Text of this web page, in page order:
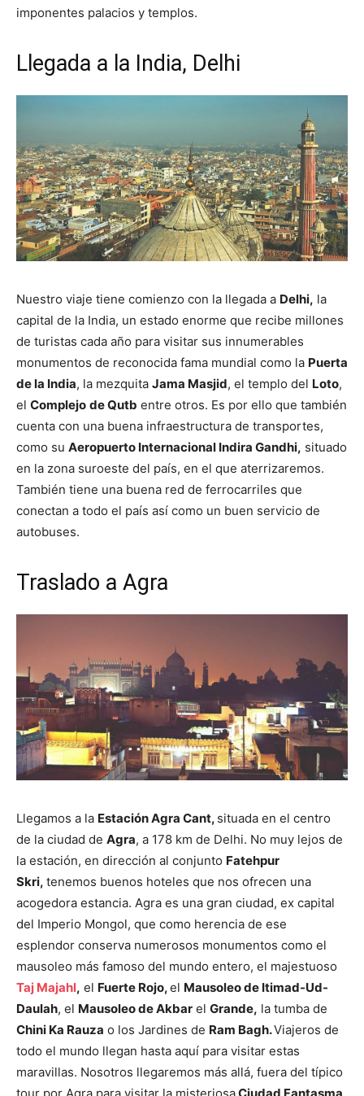
imponentes palacios y templos.
Llegada a la India, Delhi
Nuestro viaje tiene comienzo con la llegada a Delhi, la
capital de la India, un estado enorme que recibe millones
de turistas cada año para visitar sus innumerables
monumentos de reconocida fama mundial como la Puerta
de la India, la mezquita Jama Masjid, el templo del Loto,
el Complejo de Qutb entre otros. Es por ello que también
cuenta con una buena infraestructura de transportes,
como su Aeropuerto Internacional Indira Gandhi, situado
en la zona suroeste del país, en el que aterrizaremos.
También tiene una buena red de ferrocarriles que
conectan a todo el país así como un buen servicio de
autobuses.
Traslado a Agra
Llegamos a la Estación Agra Cant, situada en el centro
de la ciudad de Agra, a 178 km de Delhi. No muy lejos de
la estación, en dirección al conjunto Fatehpur
Skri, tenemos buenos hoteles que nos ofrecen una
acogedora estancia. Agra es una gran ciudad, ex capital
del Imperio Mongol, que como herencia de ese
esplendor conserva numerosos monumentos como el
mausoleo más famoso del mundo entero, el majestuoso
Taj Majahl, el Fuerte Rojo,el Mausoleo de Itimad-Ud-
Daulah, el Mausoleo de Akbar el Grande, la tumba de
Chini Ka Rauza o los Jardines de Ram Bagh.Viajeros de
todo el mundo llegan hasta aquí para visitar estas
maravillas. Nosotros llegaremos más allá, fuera del típico